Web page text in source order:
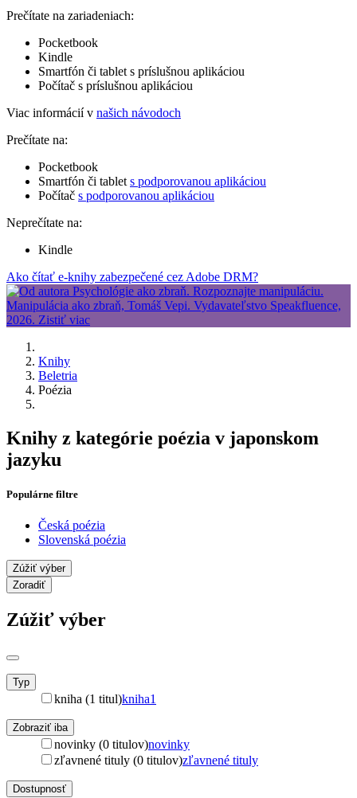
Prečítate na zariadeniach:
Pocketbook
Kindle
Smartfón či tablet s príslušnou aplikáciou
Počítač s príslušnou aplikáciou
Viac informácií v našich návodoch
Prečítate na:
Pocketbook
Smartfón či tablet s podporovanou aplikáciou
Počítač s podporovanou aplikáciou
Neprečítate na:
Kindle
Ako čítať e-knihy zabezpečené cez Adobe DRM?
Knihy
Beletria
Poézia
Knihy z kategórie poézia v japonskom
jazyku
Populárne filtre
Česká poézia
Slovenská poézia
Zúžiť výber
Zoradiť
Zúžiť výber
Typ
kniha (1 titul)kniha1
Zobraziť iba
novinky (0 titulov)novinky
zľavnené tituly (0 titulov)zľavnené tituly
Dostupnosť